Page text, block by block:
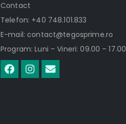
Contact
Telefon: +40 748.101.833
E-mail: contact@tegosprime.ro
Program: Luni – Vineri: 09.00 – 17.00